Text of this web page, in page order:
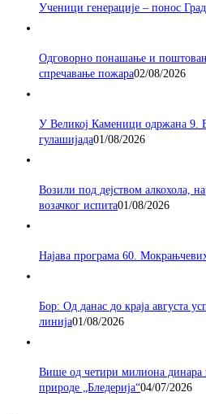
Ученици генерације – понос
Одговорно понашање и
спречавање пожара02/08/2026
У Великој Каменици одржана 9.
гулашијада01/08/2026
Возили под дејством алкохола,
возачког испита01/08/2026
Најава програма 60.
Бор: Од данас до краја августа
линија01/08/2026
Више од четири милиона динара
природе „Бледерија“04/07/2026